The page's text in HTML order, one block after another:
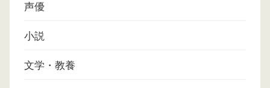
声優
小説
文学・教養